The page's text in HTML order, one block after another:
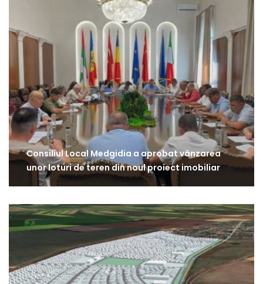
Consiliul Local Medgidia a aprobat vânzarea
unor loturi de teren din noul proiect imobiliar